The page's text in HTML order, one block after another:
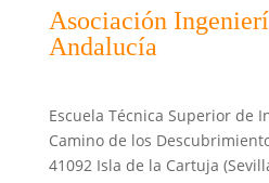
Asociación
Andalucía
Escuela Técnica Superior de
Camino de los
41092 Isla de la Cartuja